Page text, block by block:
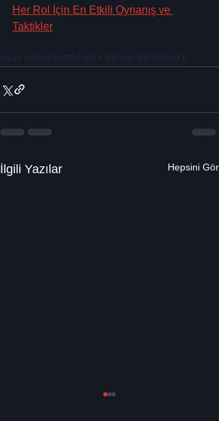
Her Rol İçin En Etkili Oynanış ve
Taktikler
oyun rehber Battlefield 6 Rehber Battlefield 6
İlgili Yazılar Hepsini Gör